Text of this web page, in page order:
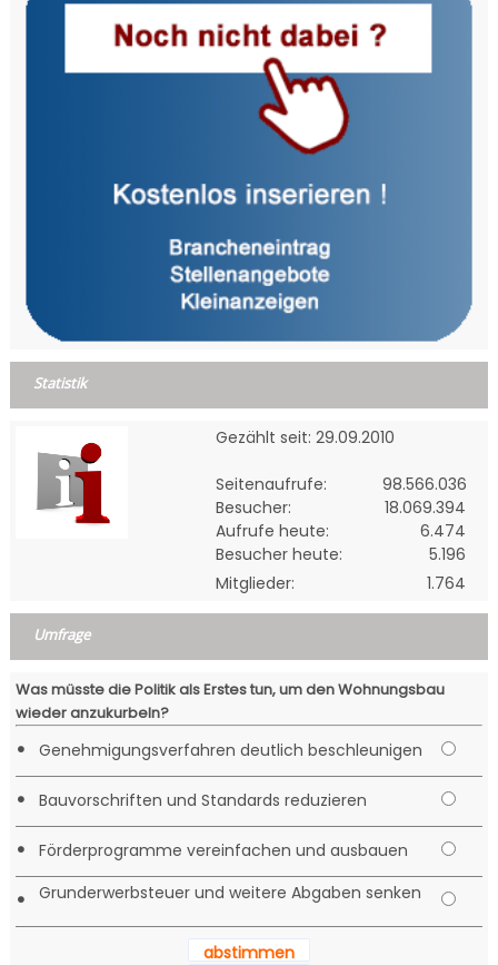
Statistik
Gezählt seit: 29.09.2010
Seitenaufrufe:
98.566.036
Besucher:
18.069.394
Aufrufe heute:
6.474
Besucher heute:
5.196
Mitglieder:
1.764
Umfrage
Was müsste die Politik als Erstes tun, um den Wohnungsbau
wieder anzukurbeln?
• Genehmigungsverfahren deutlich beschleunigen
• Bauvorschriften und Standards reduzieren
• Förderprogramme vereinfachen und ausbauen
• Grunderwerbsteuer und weitere Abgaben senken
abstimmen